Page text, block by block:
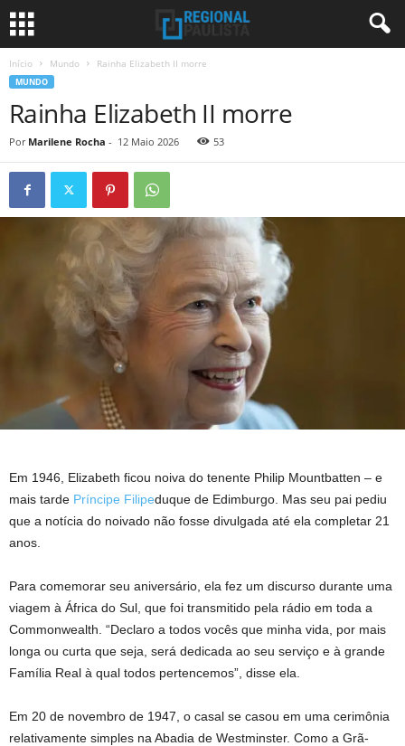
Início Mundo Rainha Elizabeth II morre
MUNDO
Rainha Elizabeth II morre
Por Marilene Rocha - 12 Maio 2026 53
Em 1946, Elizabeth ficou noiva do tenente Philip Mountbatten – e
mais tarde Príncipe Filipeduque de Edimburgo. Mas seu pai pediu
que a notícia do noivado não fosse divulgada até ela completar 21
anos.
Para comemorar seu aniversário, ela fez um discurso durante uma
viagem à África do Sul, que foi transmitido pela rádio em toda a
Commonwealth. “Declaro a todos vocês que minha vida, por mais
longa ou curta que seja, será dedicada ao seu serviço e à grande
Família Real à qual todos pertencemos”, disse ela.
Em 20 de novembro de 1947, o casal se casou em uma cerimônia
relativamente simples na Abadia de Westminster. Como a Grã-